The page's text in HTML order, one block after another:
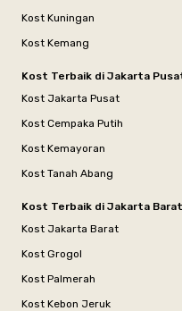
Kost Kuningan
Kost Kemang
Kost Terbaik di Jakarta
Kost Jakarta Pusat
Kost Cempaka Putih
Kost Kemayoran
Kost Tanah Abang
Kost Terbaik di Jakarta Barat
Kost Jakarta Barat
Kost Grogol
Kost Palmerah
Kost Kebon Jeruk